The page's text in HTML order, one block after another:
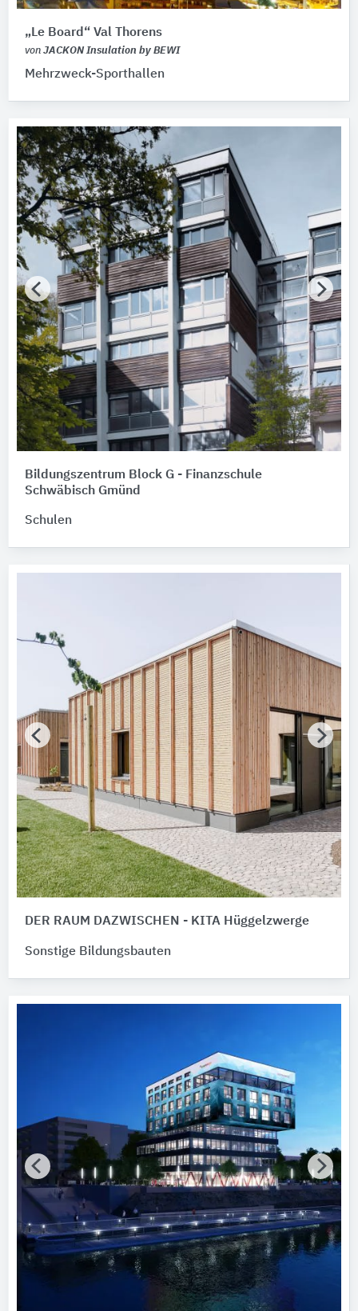
„Le Board“ Val Thorens
von JACKON Insulation by BEWI
Mehrzweck-Sporthallen
Bildungszentrum Block G - Finanzschule
Schwäbisch Gmünd
Schulen
DER RAUM DAZWISCHEN - KITA Hüggelzwerge
Sonstige Bildungsbauten